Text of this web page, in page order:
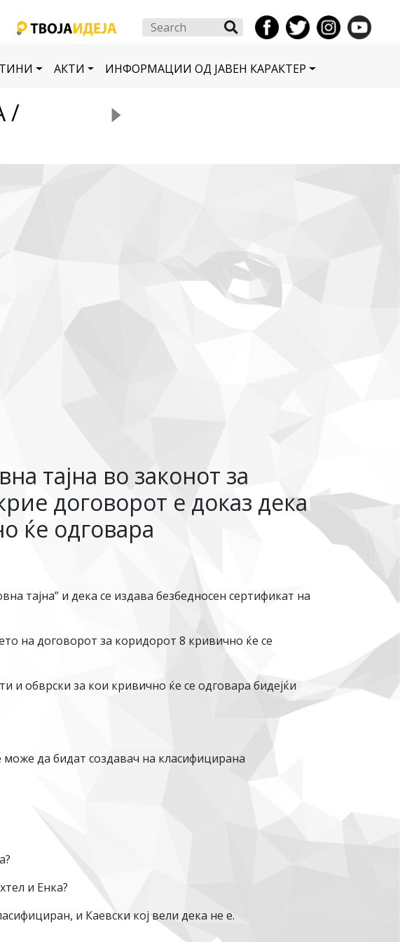
Search
АКТИ ИНФОРМАЦИИ ОД ЈАВЕН КАРАКТЕР
/
тајна во законот за
договорот е доказ дека
ќе одговара
тајна” и дека се издава безбедносен сертификат на
на договорот за коридорот 8 кривично ќе се
и обврски за кои кривично ќе се одговара бидејќи
може да бидат создавач на класифицирана
и Енка?
и Каевски кој вели дека не е.